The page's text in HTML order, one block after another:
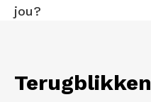
jou?
Terugblikken